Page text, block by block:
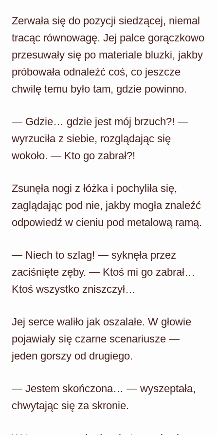
Zerwała się do pozycji siedzącej, niemal
tracąc równowagę. Jej palce gorączkowo
przesuwały się po materiale bluzki, jakby
próbowała odnaleźć coś, co jeszcze
chwilę temu było tam, gdzie powinno.
— Gdzie… gdzie jest mój brzuch?! —
wyrzuciła z siebie, rozglądając się
wokoło. — Kto go zabrał?!
Zsunęła nogi z łóżka i pochyliła się,
zaglądając pod nie, jakby mogła znaleźć
odpowiedź w cieniu pod metalową ramą.
— Niech to szlag! — syknęła przez
zaciśnięte zęby. — Ktoś mi go zabrał…
Ktoś wszystko zniszczył…
Jej serce waliło jak oszalałe. W głowie
pojawiały się czarne scenariusze —
jeden gorszy od drugiego.
— Jestem skończona… — wyszeptała,
chwytając się za skronie.